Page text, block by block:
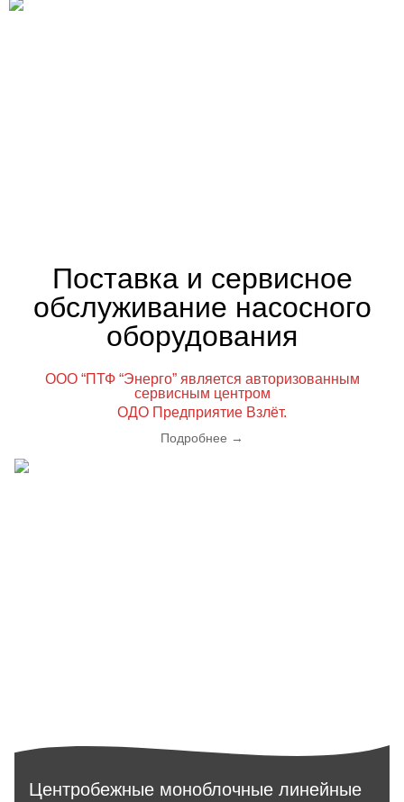
Поставка и сервисное
обслуживание насосного
оборудования
ООО “ПТФ “Энерго” является авторизованным
сервисным центром
ОДО Предприятие Взлёт.
Подробнее →
Центробежные моноблочные линейные